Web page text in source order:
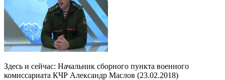
Здесь и сейчас: Начальник сборного пункта военного
комиссариата КЧР Александр Маслов (23.02.2018)